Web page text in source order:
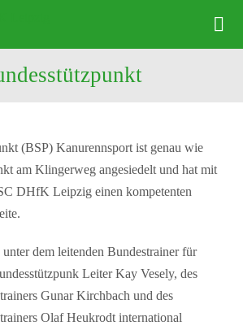
Abteilung
Vereinssport
Stützpunkt
Bootsverleih
(BSP) Kanurennsport ist genau wie
am Klingerweg angesiedelt und hat mit
DHfK Leipzig einen kompetenten
dem leitenden Bundestrainer für
Leiter Kay Vesely, des
Gunar Kirchbach und des
Olaf Heukrodt international